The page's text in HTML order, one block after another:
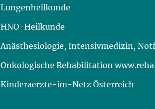
Lungenheilkunde
HNO-Heilkunde
Anästhesiologie, Intensivmedizin,
Onkologische Rehabilitation
Kinderaerzte-im-Netz Österreich